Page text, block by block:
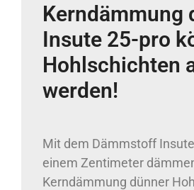
Kerndämmung
Insute 25-pro
Hohlschichten
werden!
Mit dem Dämmstoff
einem Zentimeter
Kerndämmung dünner